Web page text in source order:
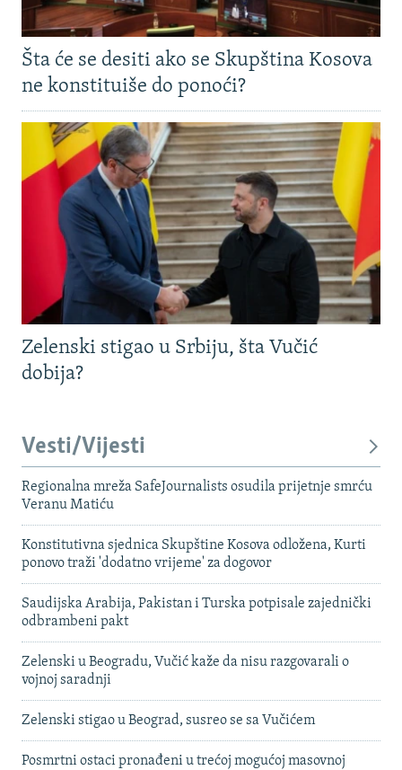
Šta će se desiti ako se Skupština Kosova
ne konstituiše do ponoći?
Zelenski stigao u Srbiju, šta Vučić
dobija?
Vesti/Vijesti
Regionalna mreža SafeJournalists osudila prijetnje smrću
Veranu Matiću
Konstitutivna sjednica Skupštine Kosova odložena, Kurti
ponovo traži 'dodatno vrijeme' za dogovor
Saudijska Arabija, Pakistan i Turska potpisale zajednički
odbrambeni pakt
Zelenski u Beogradu, Vučić kaže da nisu razgovarali o
vojnoj saradnji
Zelenski stigao u Beograd, susreo se sa Vučićem
Posmrtni ostaci pronađeni u trećoj mogućoj masovnoj